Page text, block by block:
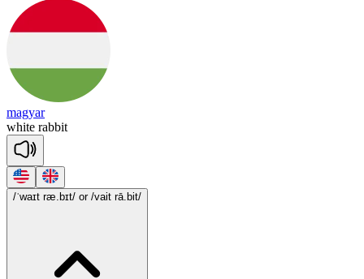
magyar
white rabbit
/ˈwaɪt ræ.bɪt/ or /vait rā.bit/